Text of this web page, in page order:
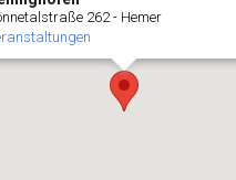
262 - Hemer